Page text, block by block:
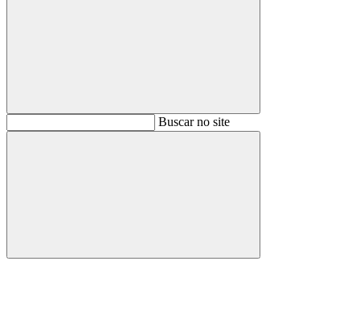
BuscarBuscar no site
Buscar